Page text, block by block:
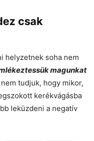
csak
helyzetnek soha nem
magunkat
tudjuk, hogy mikor,
kerékvágásba
leküzdeni a negatív